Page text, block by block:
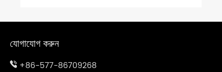
যোগাযোগ করুন
+86-577-86709268